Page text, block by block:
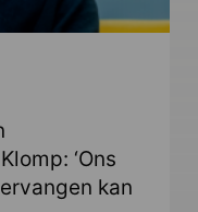
‘Ons
kan